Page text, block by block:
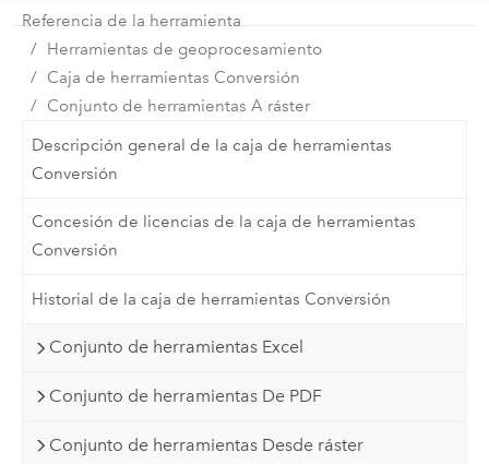
Referencia de la herramienta
Herramientas de geoprocesamiento
Caja de herramientas Conversión
Conjunto de herramientas A ráster
Descripción general de la caja de herramientas
Conversión
Concesión de licencias de la caja de herramientas
Conversión
Historial de la caja de herramientas Conversión
Conjunto de herramientas Excel
Conjunto de herramientas De PDF
Conjunto de herramientas Desde ráster